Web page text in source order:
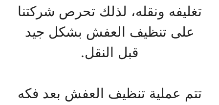
تغليفه ونقله، لذلك تحرص شركتنا
على تنظيف العفش بشكل جيد
قبل النقل.
تتم عملية تنظيف العفش بعد فكه